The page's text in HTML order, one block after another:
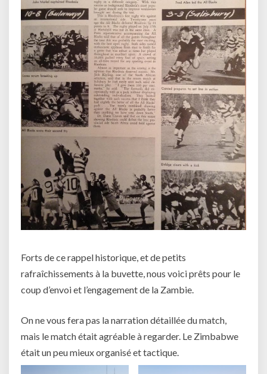
Forts de ce rappel historique, et de petits
rafraîchissements à la buvette, nous voici prêts pour le
coup d’envoi et l’engagement de la Zambie.
On ne vous fera pas la narration détaillée du match,
mais le match était agréable à regarder. Le Zimbabwe
était un peu mieux organisé et tactique.